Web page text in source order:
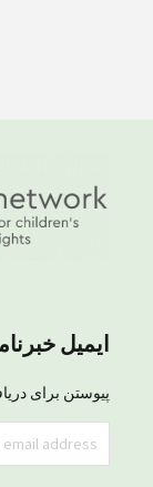
ایمیل
پیوستن برای